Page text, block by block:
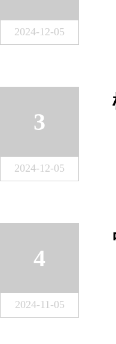
2024-12-05
3
2024-12-05
4
2024-11-05